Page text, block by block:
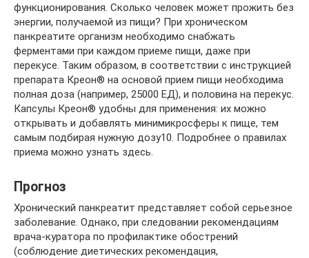
функционирования. Сколько человек может прожить без
энергии, получаемой из пищи? При хроническом
панкреатите организм необходимо снабжать
ферментами при каждом приеме пищи, даже при
перекусе. Таким образом, в соответствии с инструкцией
препарата Креон® на основой прием пищи необходима
полная доза (например, 25000 ЕД), и половина на перекус.
Капсулы Креон® удобны для применения: их можно
открывать и добавлять минимикросферы к пище, тем
самым подбирая нужную дозу10. Подробнее о правилах
приема можно узнать здесь.
Прогноз
Хронический панкреатит представляет собой серьезное
заболевание. Однако, при следовании рекомендациям
врача-куратора по профилактике обострений
(соблюдение диетических рекомендация,